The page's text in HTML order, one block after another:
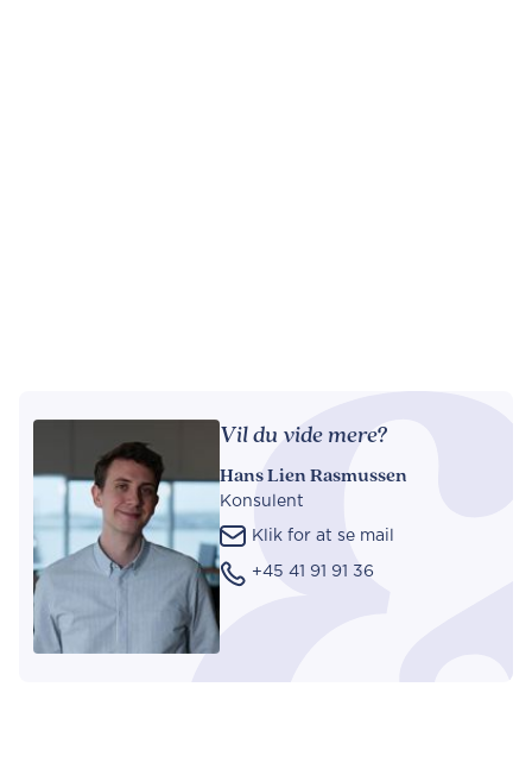
Vil du vide mere?
Hans Lien Rasmussen
Konsulent
Klik for at se mail
+45 41 91 91 36